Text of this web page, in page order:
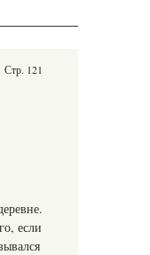
Стр. 121
если